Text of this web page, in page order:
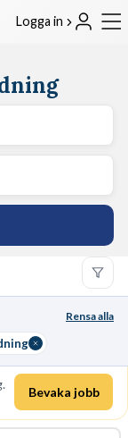
Logga in
Rensa alla
Bevaka jobb